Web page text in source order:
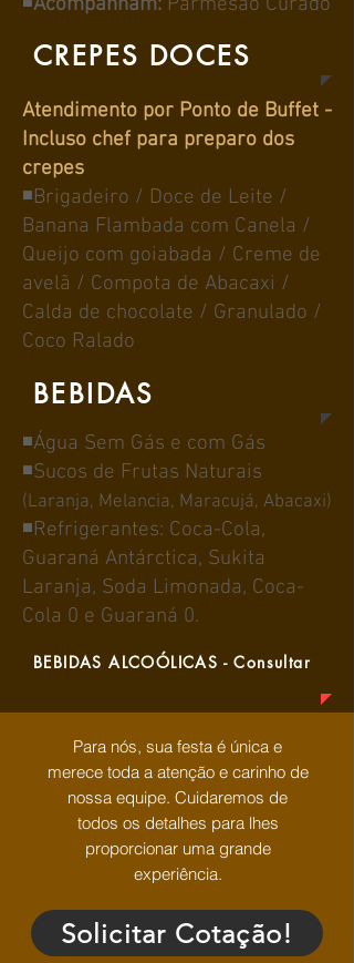
CREPES DOCES
Atendimento por Ponto de Buffet -
Incluso chef para preparo dos
crepes
◾Brigadeiro / Doce de Leite /
Banana Flambada com Canela /
Queijo com goiabada / Creme de
avelã / Compota de Abacaxi /
Calda de chocolate / Granulado /
Coco Ralado
BEBIDAS
◾Água Sem Gás e com Gás
◾Sucos de Frutas Naturais
(Laranja, Melancia, Maracujá, Abacaxi)
◾Refrigerantes: Coca-Cola,
Guaraná Antárctica, Sukita
Laranja, Soda Limonada, Coca-
Cola 0 e Guaraná 0.
​BEBIDAS ALCOÓLICAS - Consultar
Para nós, sua festa é única e
merece toda a atenção e carinho de
nossa equipe. Cuidaremos de
todos os detalhes para lhes
proporcionar uma grande
experiência.
Solicitar Cotação!